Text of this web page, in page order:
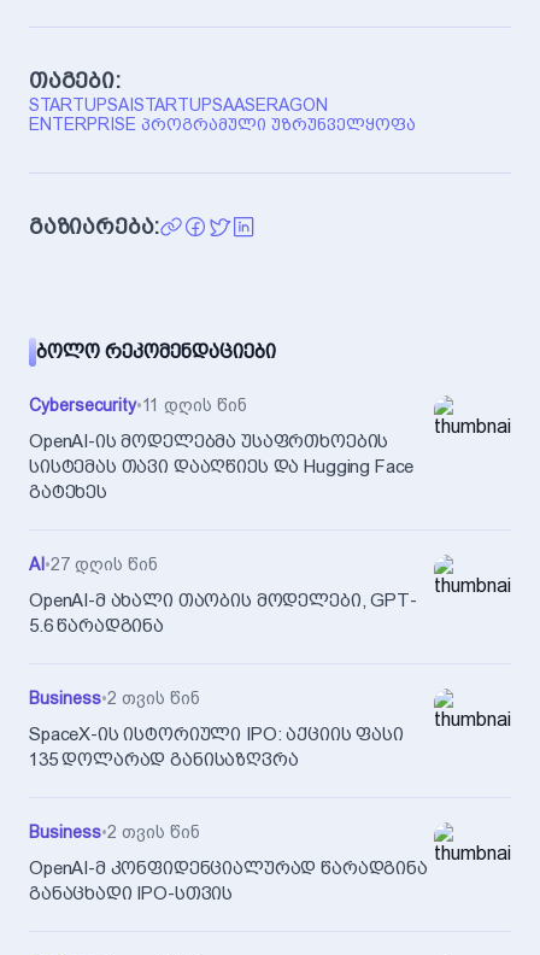
თაგები:
STARTUPSAI STARTUPSAASERAGON
ENTERPRISE ᲞᲠᲝᲒᲠᲐᲛᲣᲚᲘ ᲣᲖᲠᲣᲜᲕᲔᲚᲧᲝᲤᲐ
გაზიარება:
ᲑᲝᲚᲝ ᲠᲔᲙᲝᲛᲔᲜᲓᲐᲪᲘᲔᲑᲘ
Cybersecurity•11 დღის წინ
OpenAI-ის მოდელებმა უსაფრთხოების
სისტემას თავი დააღწიეს და Hugging Face
გატეხეს
AI •27 დღის წინ
OpenAI-მ ახალი თაობის მოდელები, GPT-
5.6 წარადგინა
Business•2 თვის წინ
SpaceX-ის ისტორიული IPO: აქციის ფასი
135 დოლარად განისაზღვრა
Business•2 თვის წინ
OpenAI-მ კონფიდენციალურად წარადგინა
განაცხადი IPO-სთვის